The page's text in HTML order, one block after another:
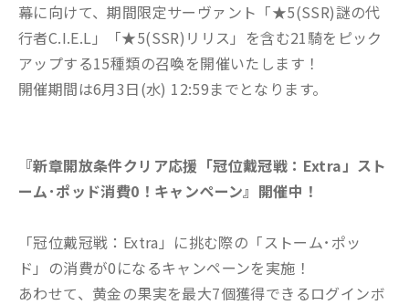
幕に向けて、期間限定サーヴァント「★5(SSR)謎の代
行者C.I.E.L」「★5(SSR)リリス」を含む21騎をピック
アップする15種類の召喚を開催いたします！
開催期間は6月3日(水) 12:59までとなります。
『新章開放条件クリア応援「冠位戴冠戦：Extra」スト
ーム･ポッド消費0！キャンペーン』開催中！
「冠位戴冠戦：Extra」に挑む際の「ストーム･ポッ
ド」の消費が0になるキャンペーンを実施！
あわせて、黄金の果実を最大7個獲得できるログインボ